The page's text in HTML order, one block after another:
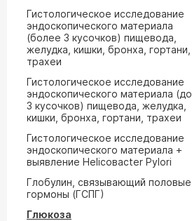
Гистологическое исследование
эндоскопического материала
(более 3 кусочков) пищевода,
желудка, кишки, бронха, гортани,
трахеи
Гистологическое исследование
эндоскопического материала (до
3 кусочков) пищевода, желудка,
кишки, бронха, гортани, трахеи
Гистологическое исследование
эндоскопического материала +
выявление Helicoвacter Pylori
Глобулин, связывающий половые
гормоны (ГСПГ)
Глюкоза